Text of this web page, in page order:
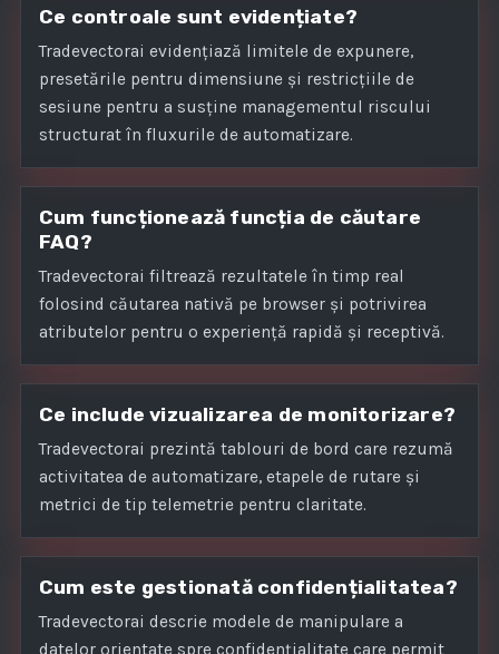
Ce controale sunt evidențiate?
Tradevectorai evidențiază limitele de expunere,
presetările pentru dimensiune și restricțiile de
sesiune pentru a susține managementul riscului
structurat în fluxurile de automatizare.
Cum funcționează funcția de căutare
FAQ?
Tradevectorai filtrează rezultatele în timp real
folosind căutarea nativă pe browser și potrivirea
atributelor pentru o experiență rapidă și receptivă.
Ce include vizualizarea de monitorizare?
Tradevectorai prezintă tablouri de bord care rezumă
activitatea de automatizare, etapele de rutare și
metrici de tip telemetrie pentru claritate.
Cum este gestionată confidențialitatea?
Tradevectorai descrie modele de manipulare a
datelor orientate spre confidențialitate care permit